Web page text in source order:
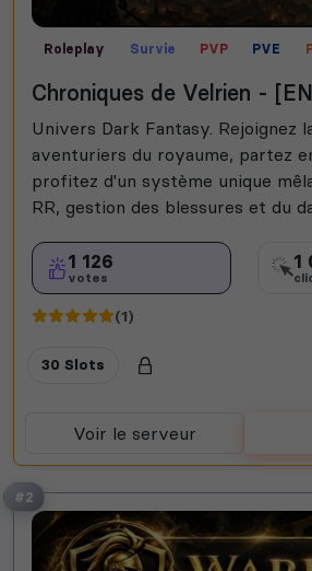
Roleplay Survie PVP PVE
Chroniques de Velrien -
Univers Dark Fantasy. Rejoignez
aventuriers du royaume, partez
profitez d'un système unique
RR, gestion des blessures et du
1 126
votes
1
(1)
30 Slots
Voir le serveur
#2